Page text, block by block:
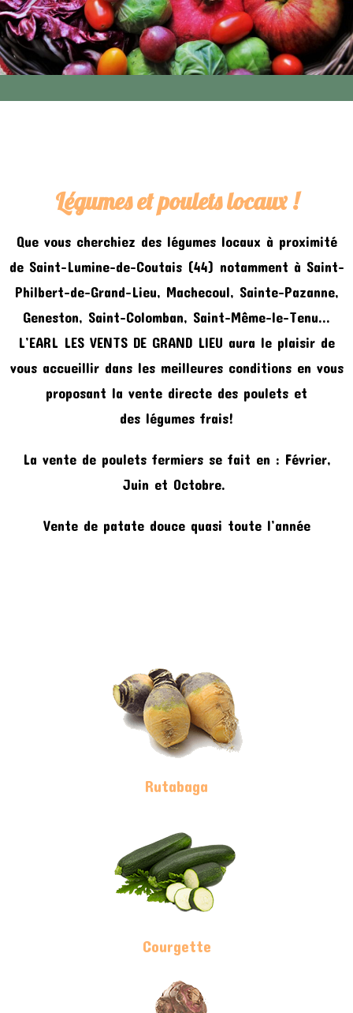
Légumes et poulets locaux !
Que vous cherchiez des légumes locaux à proximité
de Saint-Lumine-de-Coutais (44) notamment à Saint-
Philbert-de-Grand-Lieu, Machecoul, Sainte-Pazanne,
Geneston, Saint-Colomban, Saint-Même-le-Tenu…
L’EARL LES VENTS DE GRAND LIEU aura le plaisir de
vous accueillir dans les meilleures conditions en vous
proposant la vente directe des poulets et
des légumes frais!
La vente de poulets fermiers se fait en : Février,
Juin et Octobre.
Vente de patate douce quasi toute l’année
Rutabaga
Courgette